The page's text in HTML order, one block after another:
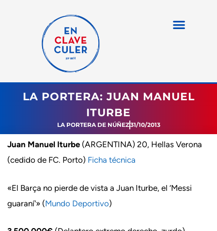
LA PORTERA: JUAN MANUEL
ITURBE
LA PORTERA DE NÚÑEZ31/10/2013
Juan Manuel Iturbe (ARGENTINA) 20, Hellas Verona
(cedido de FC. Porto) Ficha técnica
«El Barça no pierde de vista a Juan Iturbe, el ‘Messi
guaraní'» (Mundo Deportivo)